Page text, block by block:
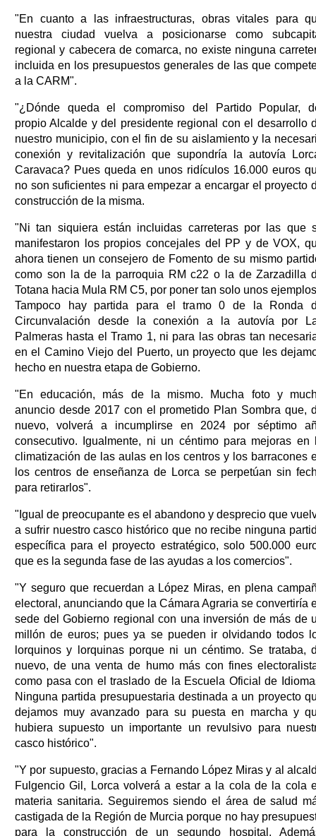
"En cuanto a las infraestructuras, obras vitales para
nuestra ciudad vuelva a posicionarse como
regional y cabecera de comarca, no existe ninguna
incluida en los presupuestos generales de las que
a la CARM".
"¿Dónde queda el compromiso del Partido Popular,
propio Alcalde y del presidente regional con el desarrollo
nuestro municipio, con el fin de su aislamiento y la
conexión y revitalización que supondría la autovía
Caravaca? Pues queda en unos ridículos 16.000 euros
no son suficientes ni para empezar a encargar el proyecto
construcción de la misma.
"Ni tan siquiera están incluidas carreteras por las que
manifestaron los propios concejales del PP y de VOX,
ahora tienen un consejero de Fomento de su mismo
como son la de la parroquia RM c22 o la de Zarzadilla
Totana hacia Mula RM C5, por poner tan solo unos
Tampoco hay partida para el tramo 0 de la Ronda
Circunvalación desde la conexión a la autovía por
Palmeras hasta el Tramo 1, ni para las obras tan
en el Camino Viejo del Puerto, un proyecto que les
hecho en nuestra etapa de Gobierno.
"En educación, más de la mismo. Mucha foto y
anuncio desde 2017 con el prometido Plan Sombra que,
nuevo, volverá a incumplirse en 2024 por séptimo
consecutivo. Igualmente, ni un céntimo para mejoras en
climatización de las aulas en los centros y los barracones
los centros de enseñanza de Lorca se perpetúan sin
para retirarlos".
"Igual de preocupante es el abandono y desprecio que
a sufrir nuestro casco histórico que no recibe ninguna
específica para el proyecto estratégico, solo 500.000
que es la segunda fase de las ayudas a los comercios".
"Y seguro que recuerdan a López Miras, en plena
electoral, anunciando que la Cámara Agraria se convertiría
sede del Gobierno regional con una inversión de más de
millón de euros; pues ya se pueden ir olvidando todos
lorquinos y lorquinas porque ni un céntimo. Se trataba,
nuevo, de una venta de humo más con fines
como pasa con el traslado de la Escuela Oficial de
Ninguna partida presupuestaria destinada a un proyecto
dejamos muy avanzado para su puesta en marcha y
hubiera supuesto un importante un revulsivo para
casco histórico".
"Y por supuesto, gracias a Fernando López Miras y al
Fulgencio Gil, Lorca volverá a estar a la cola de la cola
materia sanitaria. Seguiremos siendo el área de salud
castigada de la Región de Murcia porque no hay
para la construcción de un segundo hospital.